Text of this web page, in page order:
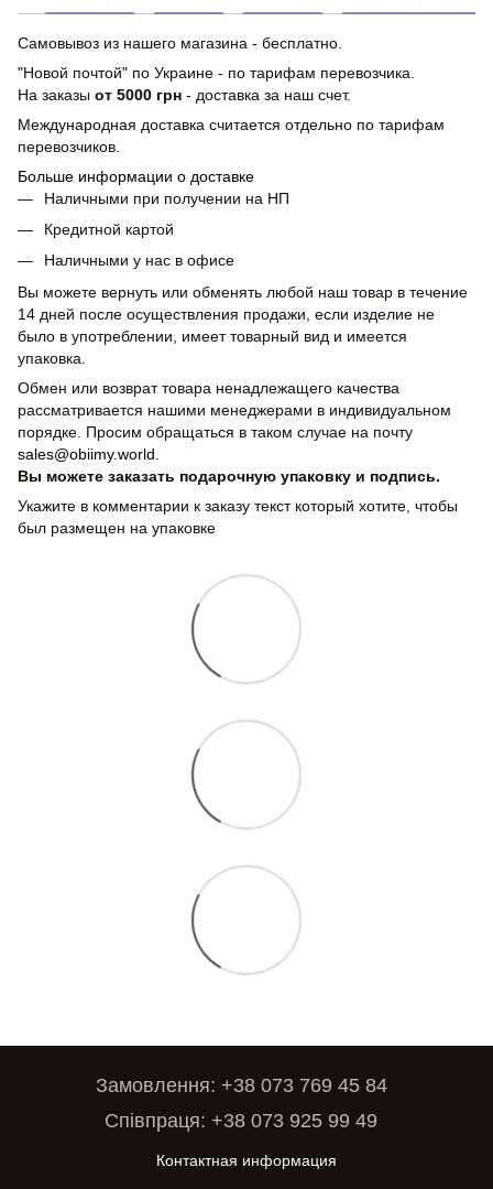
Самовывоз из нашего магазина - бесплатно.
"Новой почтой" по Украине - по тарифам перевозчика.
На заказы от 5000 грн - доставка за наш счет.
Международная доставка считается отдельно по тарифам
перевозчиков.
Больше информации о доставке
Наличными при получении на НП
Кредитной картой
Наличными у нас в офисе
Вы можете вернуть или обменять любой наш товар в течение
14 дней после осуществления продажи, если изделие не
было в употреблении, имеет товарный вид и имеется
упаковка.
Обмен или возврат товара ненадлежащего качества
рассматривается нашими менеджерами в индивидуальном
порядке. Просим обращаться в таком случае на почту
sales@obiimy.world
Вы можете заказать подарочную упаковку и подпись.
Укажите в комментарии к заказу текст который хотите, чтобы
был размещен на упаковке
Замовлення: +38 073 769 45 84
Співпраця: +38 073 925 99 49
Контактная информация